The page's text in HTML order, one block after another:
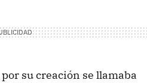
su creación se llamaba